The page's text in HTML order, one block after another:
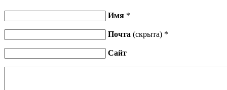
Имя *
Почта (скрыта) *
Сайт